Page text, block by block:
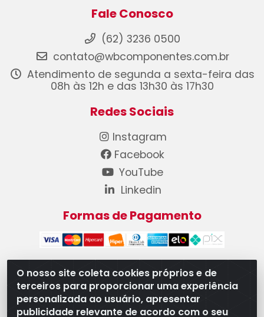
O nosso site coleta cookies próprios e de
terceiros para proporcionar uma experiência
personalizada ao usuário, apresentar
publicidade relevante de acordo com o seu
Fale Conosco
(62) 3236 0500
contato@wbcomponentes.com.br
Atendimento de segunda a sexta-feira das
08h às 12h e das 13h30 às 17h30
Redes Sociais
Instagram
Facebook
YouTube
Linkedin
Formas de Pagamento
WB Componentes Automotivos LTDA - CNPJ
08.528.393/0001-12 - Rua do Níquel, 667 - Parque
Oeste Industrial, Goiânia/GO - CEP 74375-660